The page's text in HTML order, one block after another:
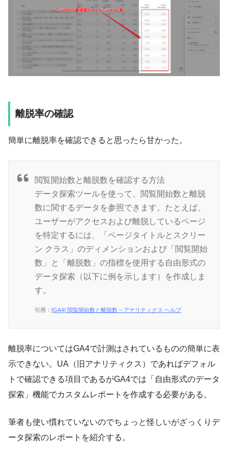
離脱率の確認
簡単に離脱率を確認できると思ったら甘かった。
閲覧開始数と離脱数を確認する方法
データ探索ツールを使って、閲覧開始数と離脱
数に関するデータを参照できます。たとえば、
ユーザーがアクセスおよび離脱しているページ
を特定するには、「ページタイトルとスクリー
ン クラス」のディメンションおよび「閲覧開始
数」と「離脱数」の指標を使用する自由形式の
データ探索（以下に例を示します）を作成しま
す。
引用： [GA4] 閲覧開始数と離脱数 – アナリティクス ヘルプ
離脱率についてはGA4で計測はされているものの簡単に表
示できない。UA（旧アナリティクス）であればデフォル
トで確認できる項目であるがGA4では「自由形式のデータ
探索」機能でカスタムレポートを作成する必要がある。
筆者も使い慣れていないのでちょっと怪しいがざっくりデ
ータ探索のレポートを紹介する。